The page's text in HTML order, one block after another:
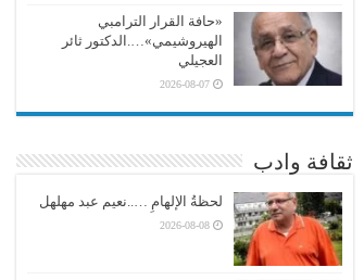
«حافة القرار الترامبي
الهيروشيمي»….الدكتور ثائر
العجيلي
2026-08-07
ثقافة وادب
لحظةُ الإلهامِ …..نعيم عبد مهلهل
2026-08-08